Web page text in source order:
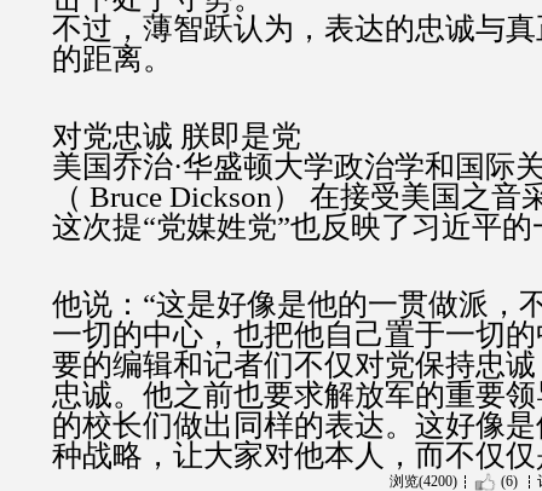
不过，薄智跃认为，表达的忠诚与
的距离。
对党忠诚 朕即是党
美国乔治·华盛顿大学政治学和国际
（ Bruce Dickson） 在接受美国之
这次提“党媒姓党”也反映了习近平
他说：“这是好像是他的一贯做派，
一切的中心，也把他自己置于一切
要的编辑和记者们不仅对党保持忠
忠诚。他之前也要求解放军的重要
的校长们做出同样的表达。这好像
种战略，让大家对他本人，而不仅
浏览(4200) (6)